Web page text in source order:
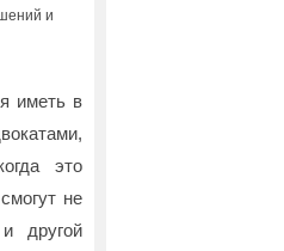
и
иметь в
это
не
другой